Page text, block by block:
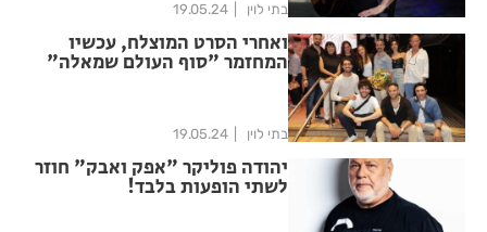
בתי לוין 19.05.24
ואחרי הסרט המוצלח, עכשיו
המחזמר "סוף העולם שמאלה"
בתי לוין 19.05.24
יהודה פוליקר "אפק ואבק" חוזר
לשתי הופעות בלבד!